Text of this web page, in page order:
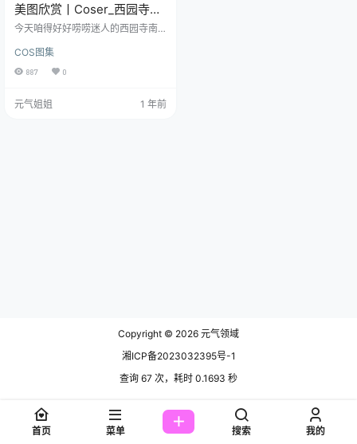
美图欣赏丨Coser_西园寺南
歌-贝尔法斯特[35P-
今天咱得好好唠唠迷人的西园寺南
名动漫博主，瞬间可以把人给迷得
晕头转向。 免费套图，文章末尾获
出生的金牛座小可爱，如今定居在
COS图集
887 0
元气姐姐 1 年前
Copyright © 2026 元气领域
湘ICP备2023032395号-1
查询 67 次，耗时 0.1693 秒
首页 菜单 搜索 我的